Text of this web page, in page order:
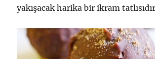
yakışacak harika bir ikram